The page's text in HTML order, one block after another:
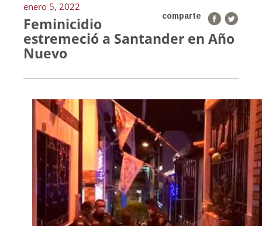
enero 5, 2022
comparte
Feminicidio
estremeció a Santander en Año
Nuevo